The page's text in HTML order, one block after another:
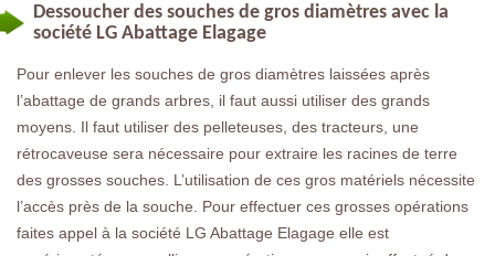
Dessoucher des souches de gros diamètres avec la
société LG Abattage Elagage
Pour enlever les souches de gros diamètres laissées après
l’abattage de grands arbres, il faut aussi utiliser des grands
moyens. Il faut utiliser des pelleteuses, des tracteurs, une
rétrocaveuse sera nécessaire pour extraire les racines de terre
des grosses souches. L’utilisation de ces gros matériels nécessite
l’accès près de la souche. Pour effectuer ces grosses opérations
faites appel à la société LG Abattage Elagage elle est